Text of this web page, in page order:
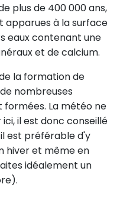
plus de 400 000 ans,
apparues à la surface
eaux contenant une
et de calcium.
la formation de
nombreuses
La météo ne
il est donc conseillé
est préférable d'y
hiver et même en
idéalement un